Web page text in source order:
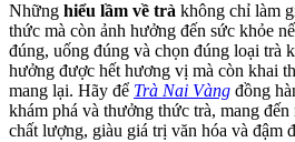
Những hiểu lầm về trà không chỉ làm
thức mà còn ảnh hưởng đến sức khỏe
đúng, uống đúng và chọn đúng loại trà
hưởng được hết hương vị mà còn khai
mang lại. Hãy để Trà Nai Vàng đồng
khám phá và thưởng thức trà, mang đến
chất lượng, giàu giá trị văn hóa và đậm